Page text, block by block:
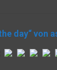
day“ von